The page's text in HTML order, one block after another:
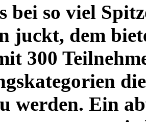
bei so viel
juckt, dem
300
werden. Ein